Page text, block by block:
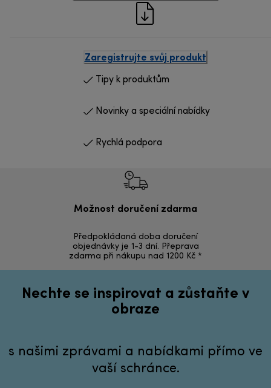
Zaregistrujte svůj produkt
Tipy k produktům
Novinky a speciální nabídky
Rychlá podpora
Možnost doručení zdarma
Předpokládaná doba doručení
objednávky je 1-3 dní. Přeprava
zdarma při nákupu nad 1200 Kč *
Nechte se inspirovat a zůstaňte v
obraze
s našimi zprávami a nabídkami přímo ve
vaší schránce.